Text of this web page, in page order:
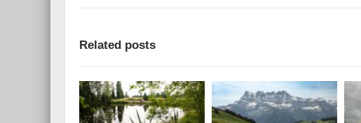
Related posts